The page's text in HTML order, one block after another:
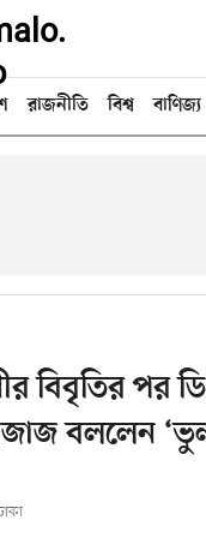
রাজনীতি বিশ্ব বাণিজ্য
বিবৃতির পর
বললেন